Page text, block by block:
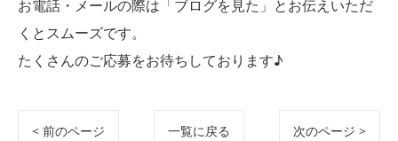
お電話・メールの際は「ブログを見た」とお伝えいただ
くとスムーズです。
たくさんのご応募をお待ちしております♪
< 前のページ 一覧に戻る 次のページ >